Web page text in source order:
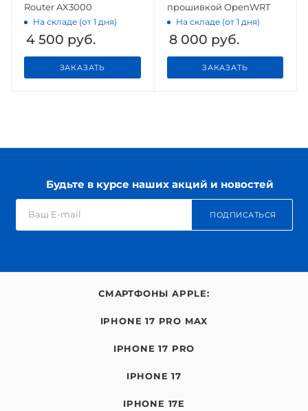
Router AX3000
На складе (от 1 дня)
4 500 руб.
ЗАКАЗАТЬ
прошивкой OpenWRT
На складе (от 1 дня)
8 000 руб.
ЗАКАЗАТЬ
Будьте в курсе наших акций и новостей
ПОДПИСАТЬСЯ
СМАРТФОНЫ APPLE:
IPHONE 17 PRO MAX
IPHONE 17 PRO
IPHONE 17
IPHONE 17E